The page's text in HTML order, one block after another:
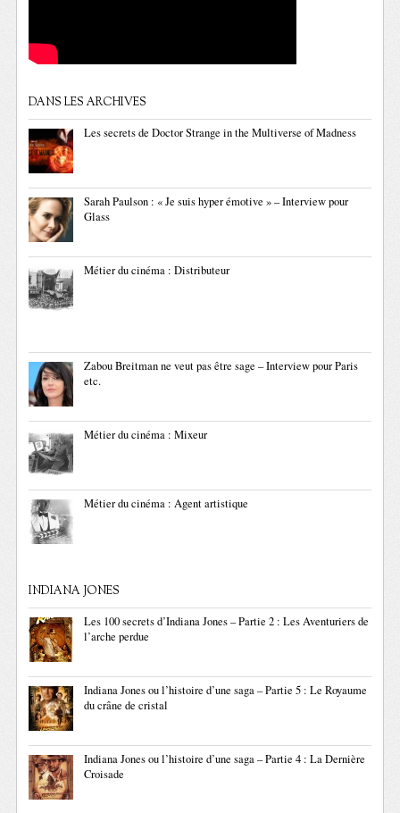
DANS LES ARCHIVES
Les secrets de Doctor Strange in the Multiverse of Madness
Sarah Paulson : « Je suis hyper émotive » – Interview pour
Glass
Métier du cinéma : Distributeur
Zabou Breitman ne veut pas être sage – Interview pour Paris
etc.
Métier du cinéma : Mixeur
Métier du cinéma : Agent artistique
INDIANA JONES
Les 100 secrets d’Indiana Jones – Partie 2 : Les Aventuriers de
l’arche perdue
Indiana Jones ou l’histoire d’une saga – Partie 5 : Le Royaume
du crâne de cristal
Indiana Jones ou l’histoire d’une saga – Partie 4 : La Dernière
Croisade